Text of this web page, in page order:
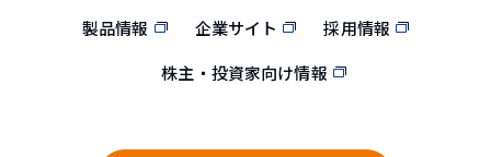
製品情報 企業サイト
採用情報
株主・投資家向け情報